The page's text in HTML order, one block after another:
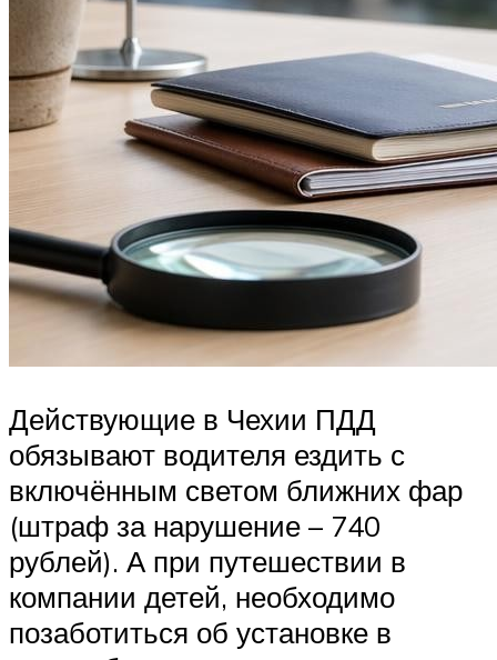
Действующие в Чехии ПДД
обязывают водителя ездить с
включённым светом ближних фар
(штраф за нарушение – 740
рублей). А при путешествии в
компании детей, необходимо
позаботиться об установке в